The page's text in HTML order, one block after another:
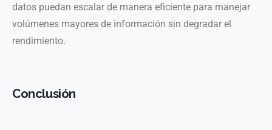
datos puedan escalar de manera eficiente para manejar
volúmenes mayores de información sin degradar el
rendimiento.
Conclusión